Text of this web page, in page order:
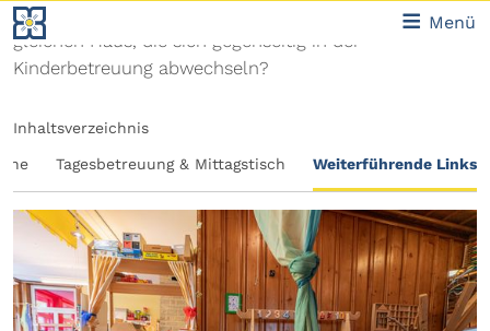
Menü
Ihrer Abwesenheit zu betreuen, oder Familien im
gleichen Haus, die sich gegenseitig in der
Kinderbetreuung abwechseln?
Inhaltsverzeichnis
Tagesbetreuung & Mittagstisch Weiterführende Links